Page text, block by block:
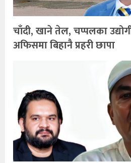
चाँदी, खाने तेल, चप्पलका
अफिसमा बिहानै प्रहरी छापा